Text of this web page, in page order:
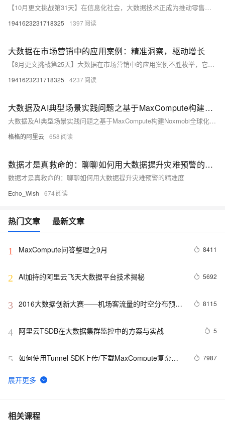
【10月更文挑战第31天】在信息化社会，大数据技术正成为推动零售业革新的重要驱动力。本文探讨了大数据在零售业中的应用，包括客户细分、个性化推荐、动态定价、营销自动化、预测性分析、忠诚度管理和社交网络洞察等方面，通过实际案例展示了大数据如何帮助商家洞悉消费者行为，优化决策，实现精准营销。同时，文章也讨论了大数据面临的挑战和未来展望。
1941623231718325 1397
大数据在市场营销中的应用案例：精准洞察，驱动增长
【8月更文挑战第25天】大数据在市场营销中的应用案例不胜枚举，它们共同展示了大数据技术在精准营销、市场预测、用户行为分析等方面的巨大潜力。通过深度挖掘和分析数据，企业能够更加精准地洞察市场需求，优化营销策略，提升市场竞争力。未来，随着大数据技术的不断发展和普及，其在市场营销领域的应用将更加广泛和深入。
1941623231718325 4237
大数据及AI典型场景实践问题之基于MaxCompute构建Noxmobi全球化精准营销系统如何解决
大数据及AI典型场景实践问题之基于MaxCompute构建Noxmobi全球化精准营销系统如何解决
格格的阿里云 658
数据才是真救命的：聊聊如何用大数据提升灾难预警的精准度
数据才是真救命的：聊聊如何用大数据提升灾难预警的精准度
Echo_Wish 674
热门文章 最新文章
1 MaxCompute问答整理之9月 8411
2 AI加持的阿里云飞天大数据平台技术揭秘 5692
3 2016大数据创新大赛——机场客流量的时空分布预测
8115
4 阿里云TSDB在大数据集群监控中的方案与实战 5
5 如何使用Tunnel SDK上传/下载MaxCompute复杂类
7987
6
数据无界、湖仓无界，Apache Doris 湖仓一体典型场景
7 大数据数据采集的数据类型的结构化数据
相关课程